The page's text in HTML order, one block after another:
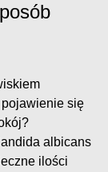
się
albicans
ilości